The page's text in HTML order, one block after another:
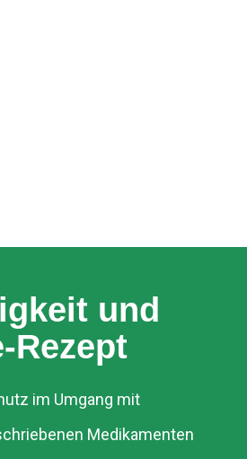
und
Rezept
im Umgang mit
Medikamenten